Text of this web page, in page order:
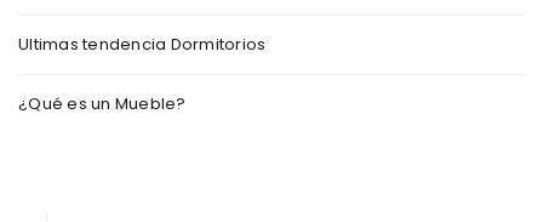
Ultimas tendencia Dormitorios
¿Qué es un Mueble?